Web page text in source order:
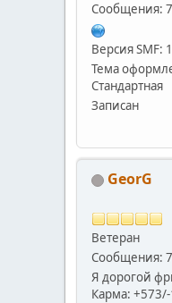
Сообщения:
Версия SMF:
Тема
Стандартная
Записан
GeorG
Ветеран
Сообщения:
Я дорогой
Карма: